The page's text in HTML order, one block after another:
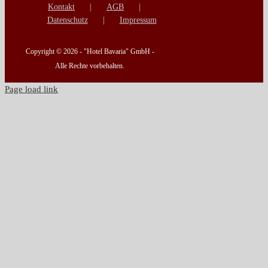
Kontakt
AGB
Datenschutz
Impressum
Copyright © 2026 - "Hotel Bavaria" GmbH -
Alle Rechte vorbehalten.
Page load link